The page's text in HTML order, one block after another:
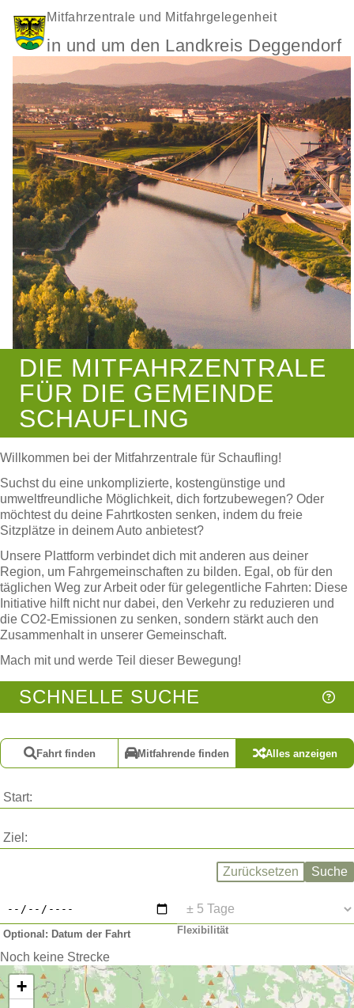
Mitfahrzentrale und Mitfahrgelegenheit
in und um den Landkreis Deggendorf
DIE MITFAHRZENTRALE
FÜR DIE GEMEINDE
SCHAUFLING
Willkommen bei der Mitfahrzentrale für Schaufling!
Suchst du eine unkomplizierte, kostengünstige und
umweltfreundliche Möglichkeit, dich fortzubewegen? Oder
möchtest du deine Fahrtkosten senken, indem du freie
Sitzplätze in deinem Auto anbietest?
Unsere Plattform verbindet dich mit anderen aus deiner
Region, um Fahrgemeinschaften zu bilden. Egal, ob für den
täglichen Weg zur Arbeit oder für gelegentliche Fahrten: Diese
Initiative hilft nicht nur dabei, den Verkehr zu reduzieren und
die CO2-Emissionen zu senken, sondern stärkt auch den
Zusammenhalt in unserer Gemeinschaft.
Mach mit und werde Teil dieser Bewegung!
SCHNELLE SUCHE
Fahrt finden Mitfahrende finden Alles anzeigen
Start
Ziel
Zurücksetzen Suche
Optional: Datum der Fahrt Flexibilität
Noch keine Strecke